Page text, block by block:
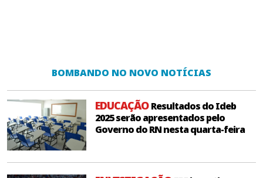
BOMBANDO NO NOVO NOTÍCIAS
EDUCAÇÃOResultados do Ideb
2025 serão apresentados pelo
Governo do RN nesta quarta-feira